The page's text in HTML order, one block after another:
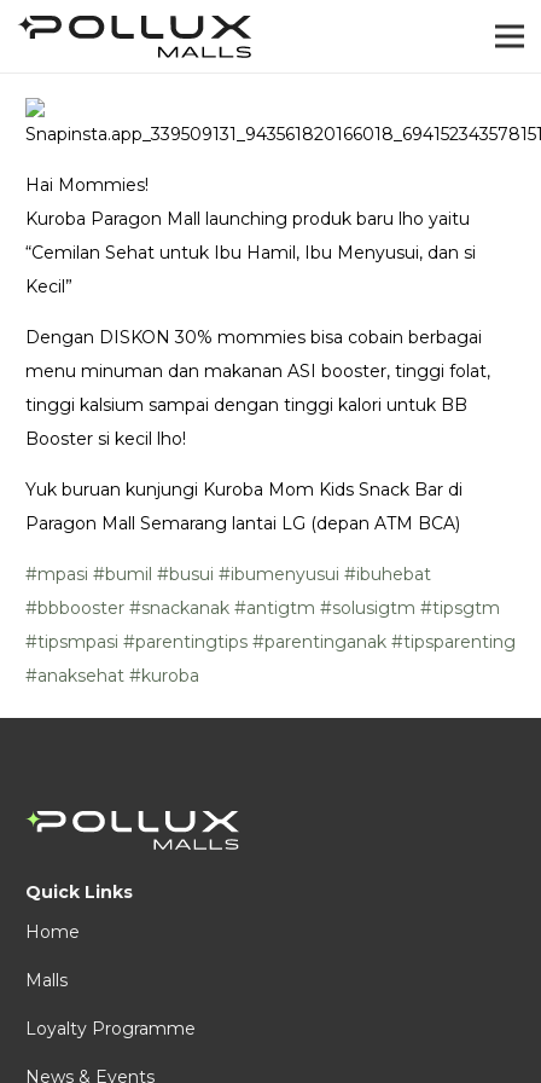
Hai Mommies!
Kuroba Paragon Mall launching produk baru lho yaitu
“Cemilan Sehat untuk Ibu Hamil, Ibu Menyusui, dan si
Kecil”
Dengan DISKON 30% mommies bisa cobain berbagai
menu minuman dan makanan ASI booster, tinggi folat,
tinggi kalsium sampai dengan tinggi kalori untuk BB
Booster si kecil lho!
Yuk buruan kunjungi Kuroba Mom Kids Snack Bar di
Paragon Mall Semarang lantai LG (depan ATM BCA)
#mpasi #bumil #busui #ibumenyusui #ibuhebat
#bbbooster #snackanak #antigtm #solusigtm #tipsgtm
#tipsmpasi #parentingtips #parentinganak #tipsparenting
#anaksehat #kuroba
Quick Links
Home
Malls
Loyalty Programme
News & Events